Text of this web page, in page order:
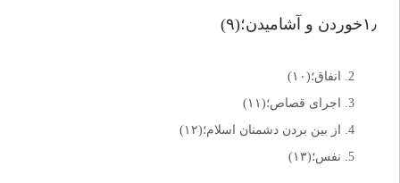
۱٫خوردن و آشامیدن؛(۹)
انفاق؛(۱۰)
اجرای قصاص؛(۱۱)
از بین بردن دشمنان اسلام؛(۱۲)
نفس؛(۱۳)